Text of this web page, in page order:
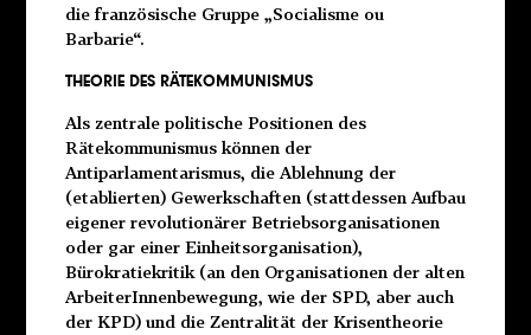
die französische Gruppe „Socialisme ou
Barbarie“.
THEORIE DES RÄTEKOMMUNISMUS
Als zentrale politische Positionen des
Rätekommunismus können der
Antiparlamentarismus, die Ablehnung der
(etablierten) Gewerkschaften (stattdessen Aufbau
eigener revolutionärer Betriebsorganisationen
oder gar einer Einheitsorganisation),
Bürokratiekritik (an den Organisationen der alten
ArbeiterInnenbewegung, wie der SPD, aber auch
der KPD) und die Zentralität der Krisentheorie